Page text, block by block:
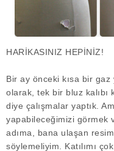
HARİKASINIZ HEPİNİZ!
Bir ay önceki kısa bir
olarak, tek bir bluz kalıbı
diye çalışmalar yaptık.
yapabileceğimizi görmek
adıma, bana ulaşan
söylemeliyim. Katılımı